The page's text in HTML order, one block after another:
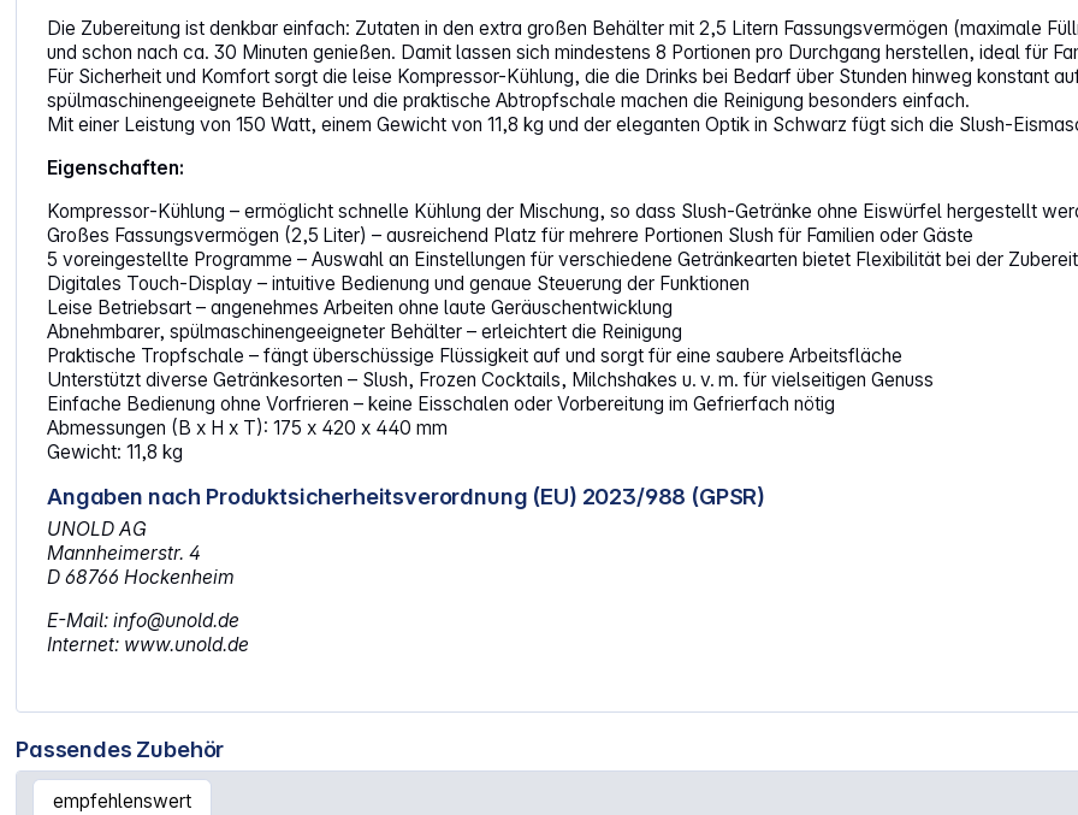
Die Zubereitung ist denkbar einfach: Zutaten in den extra großen Behälter mit 2,5 Litern Fassungsvermögen (maximale
und schon nach ca. 30 Minuten genießen. Damit lassen sich mindestens 8 Portionen pro Durchgang herstellen, ideal für
Für Sicherheit und Komfort sorgt die leise Kompressor-Kühlung, die die Drinks bei Bedarf über Stunden hinweg konstant
spülmaschinengeeignete Behälter und die praktische Abtropfschale machen die Reinigung besonders einfach.
Mit einer Leistung von 150 Watt, einem Gewicht von 11,8 kg und der eleganten Optik in Schwarz fügt sich die Slush-
Eigenschaften:
Kompressor‑Kühlung – ermöglicht schnelle Kühlung der Mischung, so dass Slush‑Getränke ohne Eiswürfel hergestellt
Großes Fassungsvermögen (2,5 Liter) – ausreichend Platz für mehrere Portionen Slush für Familien oder Gäste
5 voreingestellte Programme – Auswahl an Einstellungen für verschiedene Getränkearten bietet Flexibilität bei der
Digitales Touch‑Display – intuitive Bedienung und genaue Steuerung der Funktionen
Leise Betriebsart – angenehmes Arbeiten ohne laute Geräuschentwicklung
Abnehmbarer, spülmaschinengeeigneter Behälter – erleichtert die Reinigung
Praktische Tropfschale – fängt überschüssige Flüssigkeit auf und sorgt für eine saubere Arbeitsfläche
Unterstützt diverse Getränkesorten – Slush, Frozen Cocktails, Milchshakes u. v. m. für vielseitigen Genuss
Einfache Bedienung ohne Vorfrieren – keine Eisschalen oder Vorbereitung im Gefrierfach nötig
Abmessungen (B x H x T): 175 x 420 x 440 mm
Gewicht: 11,8 kg
Angaben nach Produktsicherheitsverordnung (EU) 2023/988 (GPSR)
UNOLD AG
Mannheimerstr. 4
D 68766 Hockenheim
E-Mail: info@unold.de
Internet: www.unold.de
Passendes Zubehör
empfehlenswert